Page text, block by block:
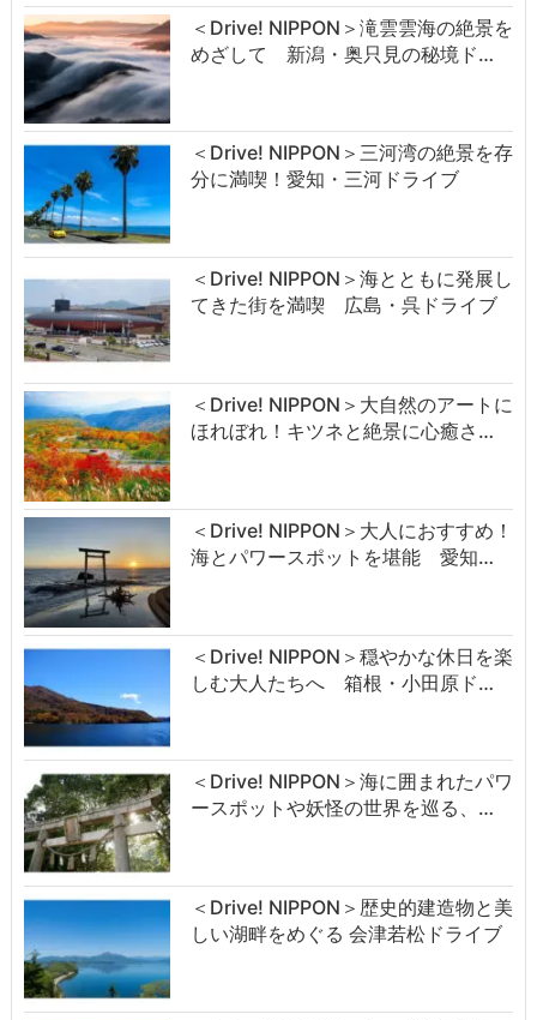
＜Drive! NIPPON＞滝雲雲海の絶景を
めざして 新潟・奥只見の秘境ド…
＜Drive! NIPPON＞三河湾の絶景を存
分に満喫！愛知・三河ドライブ
＜Drive! NIPPON＞海とともに発展し
てきた街を満喫 広島・呉ドライブ
＜Drive! NIPPON＞大自然のアートに
ほれぼれ！キツネと絶景に心癒さ…
＜Drive! NIPPON＞大人におすすめ！
海とパワースポットを堪能 愛知…
＜Drive! NIPPON＞穏やかな休日を楽
しむ大人たちへ 箱根・小田原ド…
＜Drive! NIPPON＞海に囲まれたパワ
ースポットや妖怪の世界を巡る、…
＜Drive! NIPPON＞歴史的建造物と美
しい湖畔をめぐる 会津若松ドライブ